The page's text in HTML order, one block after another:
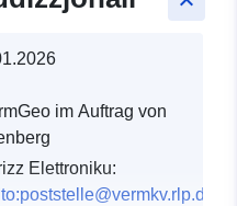
im Auftrag von
Elettroniku: